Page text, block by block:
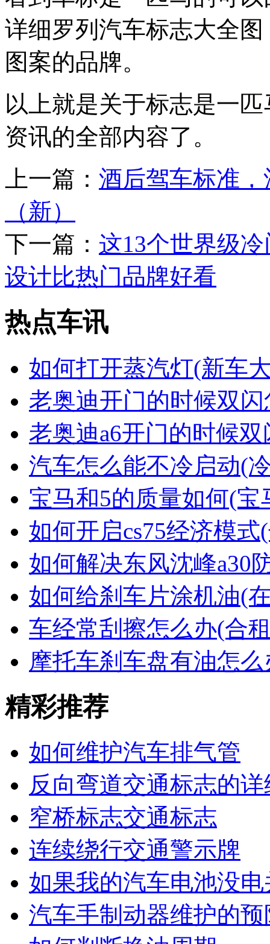
详细罗列汽车标志大全
图案的品牌。
以上就是关于标志是一
资讯的全部内容了。
上一篇： 酒后驾车标准
（新）
下一篇： 这13个世界级
设计比热门品牌好看
热点车讯
如何打开蒸汽灯(新车
老奥迪开门的时候双
老奥迪a6开门的时候
汽车怎么能不冷启动(
宝马和5的质量如何(宝
如何开启cs75经济模式
如何解决东风沈峰a30
如何给刹车片涂机油(
车经常刮擦怎么办(合
摩托车刹车盘有油怎
精彩推荐
如何维护汽车排气管
反向弯道交通标志的详
窄桥标志交通标志
连续绕行交通警示牌
如果我的汽车电池没电
汽车手制动器维护的预